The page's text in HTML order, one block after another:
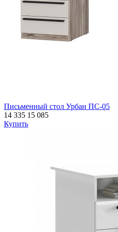
Письменный стол Урбан ПС-05
14 335 15 085
Купить